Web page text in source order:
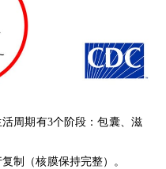
周期有3个阶段：包囊、滋
制（核膜保持完整）。